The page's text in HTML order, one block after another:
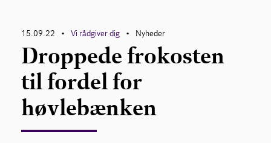
15.09.22 • Vi rådgiver dig • Nyheder
Droppede frokosten
til fordel for
høvlebænken